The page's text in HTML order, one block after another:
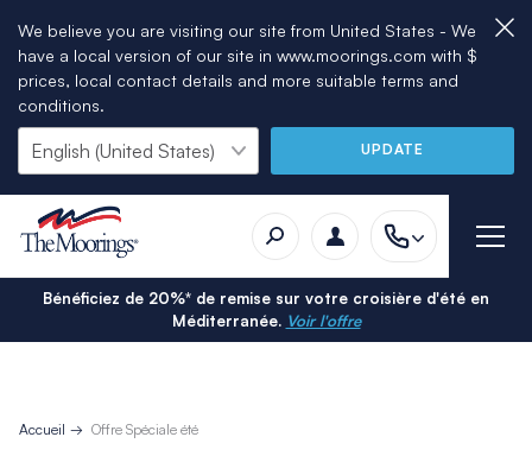
We believe you are visiting our site from United States - We
have a local version of our site in www.moorings.com with $
prices, local contact details and more suitable terms and
conditions.
UPDATE
Bénéficiez de 20%* de remise sur votre croisière d'été en
Méditerranée. Voir l'offre
Accueil Offre Spéciale été